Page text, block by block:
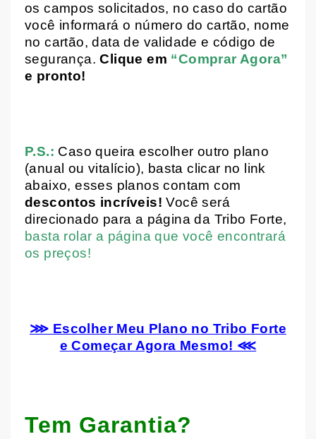
os campos solicitados, no caso do cartão
você informará o número do cartão, nome
no cartão, data de validade e código de
segurança.Clique em “Comprar Agora”
e pronto!
P.S.: Caso queira escolher outro plano
(anual ou vitalício), basta clicar no link
abaixo, esses planos contam com
descontos incríveis!Você será
direcionado para a página da Tribo Forte,
basta rolar a página que você encontrará
os preços!
⋙ Escolher Meu Plano no Tribo Forte
e Começar Agora Mesmo! ⋘
Tem Garantia?